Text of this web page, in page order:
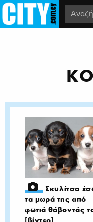
Σκυλίτσα
τα μωρά της από
φωτιά θάβοντάς
[βίντεο]